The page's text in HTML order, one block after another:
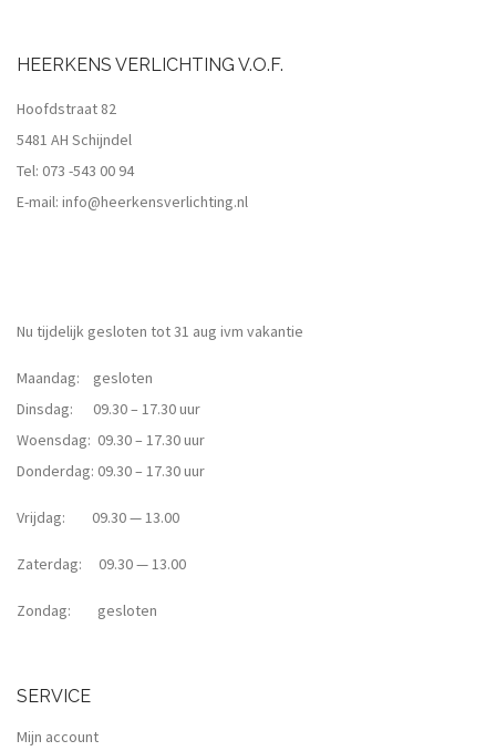
HEERKENS VERLICHTING V.O.F.
Hoofdstraat 82
5481 AH Schijndel
Tel: 073 -543 00 94
E-mail: info@heerkensverlichting.nl
Nu tijdelijk gesloten tot 31 aug ivm vakantie
Maandag: gesloten
Dinsdag: 09.30 – 17.30 uur
Woensdag: 09.30 – 17.30 uur
Donderdag: 09.30 – 17.30 uur
Vrijdag: 09.30 — 13.00
Zaterdag: 09.30 — 13.00
Zondag: gesloten
SERVICE
Mijn account